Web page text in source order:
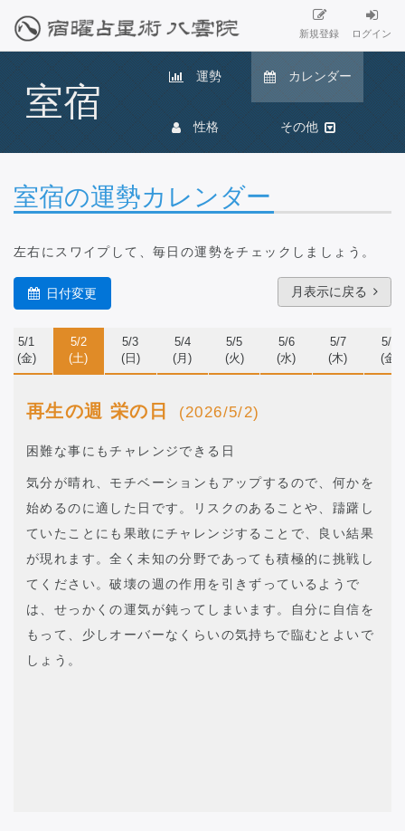
新規登録 ログイン
室宿
運勢 カレンダー
性格 その他
室宿の運勢カレンダー
左右にスワイプ して、毎日の運勢をチェックしましょう。
日付変更 月表示に戻る
5/1
(金)
5/2
(土)
5/3
(日)
5/4
(月)
5/5
(火)
5/6
(水)
5/7
(木)
5/8
(金)
再生の週 栄の日 (2026/5/2)
困難な事にもチャレンジできる日
気分が晴れ、モチベーションもアップするので、何かを
始めるのに適した日です。リスクのあることや、躊躇し
ていたことにも果敢にチャレンジすることで、良い結果
が現れます。全く未知の分野であっても積極的に挑戦し
てください。破壊の週の作用を引きずっているようで
は、せっかくの運気が鈍ってしまいます。自分に自信を
もって、少しオーバーなくらいの気持ちで臨むとよいで
しょう。